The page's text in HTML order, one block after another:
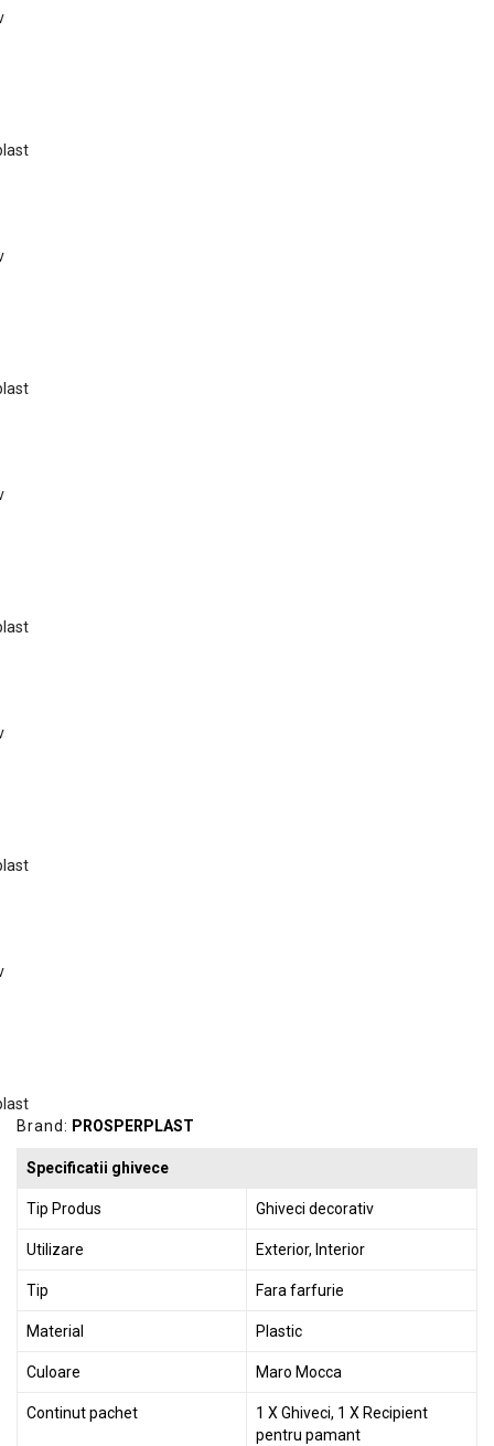
Brand: PROSPERPLAST
Specificatii ghivece
Tip Produs Ghiveci decorativ
Utilizare Exterior, Interior
Tip Fara farfurie
Material Plastic
Culoare Maro Mocca
Continut pachet
1 X Ghiveci, 1 X Recipient
pentru pamant